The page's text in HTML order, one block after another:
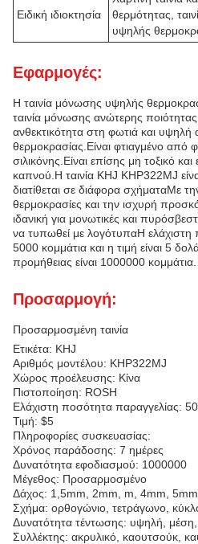
Ειδική ιδιοκτησία
θερμότητας,
υψηλής
Εφαρμογές:
Η ταινία μόνωσης υψηλής
ταινία μόνωσης ανώτερης ποιότητας
ανθεκτικότητα στη φωτιά και
θερμοκρασίας.Είναι φτιαγμένο από
σιλικόνης.Είναι επίσης μη τοξικό
καπνού.Η ταινία KHJ KHP322MJ
διατίθεται σε διάφορα σχήματαΜε
θερμοκρασίες και την ισχυρή
ιδανική για μονωτικές και
να τυπωθεί με λογότυπαΗ ελάχιστη
5000 κομμάτια και η τιμή είναι 5
προμήθειας είναι 1000000 κομμάτια.
Προσαρμογή:
Προσαρμοσμένη ταινία
Ετικέτα: KHJ
Αριθμός μοντέλου: KHP322MJ
Χώρος προέλευσης: Κίνα
Πιστοποίηση: ROSH
Ελάχιστη ποσότητα παραγγελίας:
Τιμή: $5
Πληροφορίες συσκευασίας:
Χρόνος παράδοσης: 7 ημέρες
Δυνατότητα εφοδιασμού: 1000000
Μέγεθος: Προσαρμοσμένο
Δάχος: 1,5mm, 2mm, m, 4mm,
Σχήμα: ορθογώνιο, τετράγωνο,
Δυνατότητα τέντωσης: υψηλή,
Συλλέκτης: ακρυλικό, καουτσούκ,